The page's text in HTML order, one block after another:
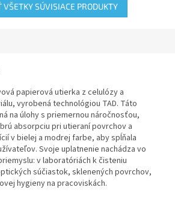
SÚVISIACE PRODUKTY
papierová utierka z celulózy a
vyrobená technológiou TAD. Táto
na úlohy s priemernou náročnosťou,
absorpciu pri utieraní povrchov a
v bielej a modrej farbe, aby spĺňala
Svoje uplatnenie nachádza vo
v laboratóriách k čisteniu
súčiastok, sklenených povrchov,
hygieny na pracoviskách.